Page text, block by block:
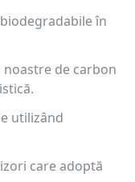
în
de carbon
utilizând
care adoptă